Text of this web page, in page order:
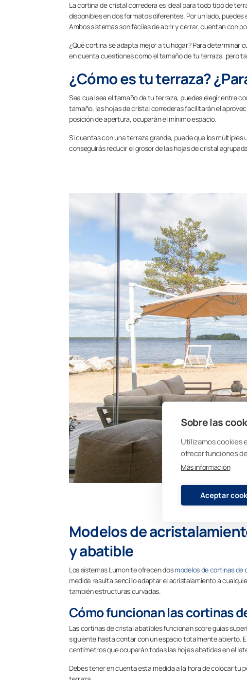
Sobre las
Utilizamos cookies
ofrecer funciones
Más información
Aceptar
La cortina de cristal corredera es ideal para todo tipo de
disponibles en dos formatos diferentes. Por un lado,
Ambos sistemas son fáciles de abrir y cerrar, cuentan con
¿Qué cortina se adapta mejor a tu hogar? Para determinar
en cuenta cuestiones como el tamaño de tu terraza, pero
¿Cómo es tu terraza?
Sea cual sea el tamaño de tu terraza, puedes elegir entre
tamaño, las hojas de cristal correderas facilitarán el
posición de apertura, ocuparán el mínimo espacio.
Si cuentas con una terraza grande, puede que los
conseguirás reducir el grosor de las hojas de cristal
Modelos de
y abatible
Los sistemas Lumon te ofrecen dosmodelos de cortinas de
medida resulta sencillo adaptar el acristalamiento a
también estructuras curvadas.
Cómo funcionan las cortinas
Las cortinas de cristal abatibles funcionan sobre guías
siguiente hasta contar con un espacio totalmente abierto.
centímetros que ocuparán todas las hojas abatidas en el
Debes tener en cuenta esta medida a la hora de colocar tu